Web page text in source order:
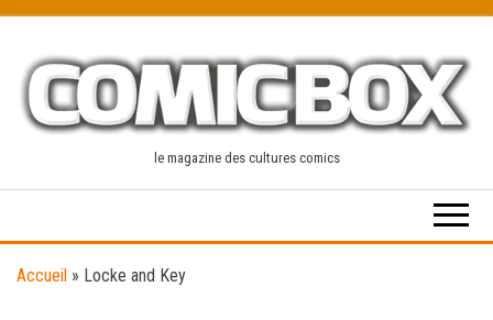
content
le magazine des cultures comics
Accueil » Locke and Key